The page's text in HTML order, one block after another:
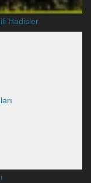
Hadisler